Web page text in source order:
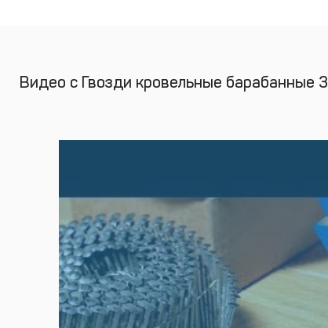
Видео с Гвозди кровельные